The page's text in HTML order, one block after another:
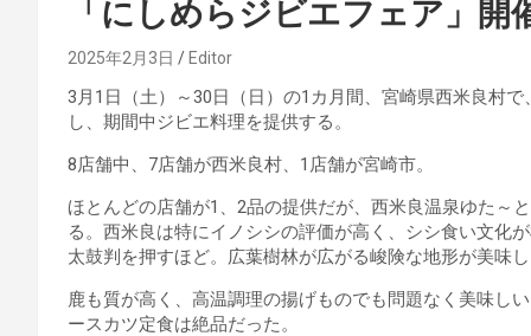
「にしめらジビエフェア」開
2025年2月3日 Editor
3月1日（土）～30日（日）の1カ月間、宮崎県西米良村
し、期間中ジビエ料理を提供する。
8店舗中、7店舗が西米良村、1店舗が宮崎市。
ほとんどの店舗が1、2品の提供だが、西米良温泉ゆた～
る。西米良は特にイノシシの評価が高く、シシ食い文化
太鼓判を押すほど。広葉樹林が広がる峻険な地形が美味
鹿も質が高く、高温調理の揚げものでも問題なく美味し
ースカツ定食は絶品だった。